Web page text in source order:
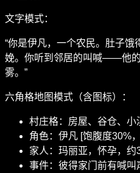
文字模式：
“你是伊凡，一个农民。肚子饿
娩。你听到邻居的叫喊——他
雾。”
六角格地图模式（含图标）：
村庄格：房屋、谷仓、小
角色：伊凡 [饱腹度30%
家人：玛丽亚，怀孕，约
事件：彼得家门前有喊叫